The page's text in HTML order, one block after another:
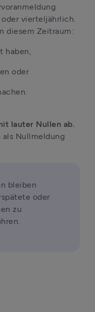
vierteljährlich.
diesem Zeitraum:
haben,
oder
lauter Nullen ab.
als Nullmeldung
bleiben
oder
zu